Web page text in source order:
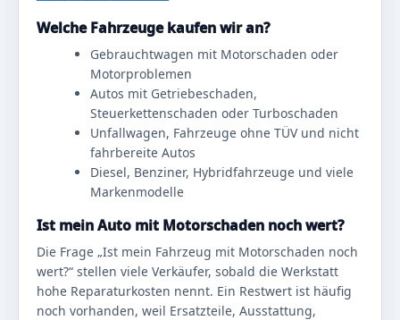
Welche Fahrzeuge kaufen wir an?
Gebrauchtwagen mit Motorschaden oder
Motorproblemen
Autos mit Getriebeschaden,
Steuerkettenschaden oder Turboschaden
Unfallwagen, Fahrzeuge ohne TÜV und nicht
fahrbereite Autos
Diesel, Benziner, Hybridfahrzeuge und viele
Markenmodelle
Ist mein Auto mit Motorschaden noch wert?
Die Frage „Ist mein Fahrzeug mit Motorschaden noch
wert?“ stellen viele Verkäufer, sobald die Werkstatt
hohe Reparaturkosten nennt. Ein Restwert ist häufig
noch vorhanden, weil Ersatzteile, Ausstattung,